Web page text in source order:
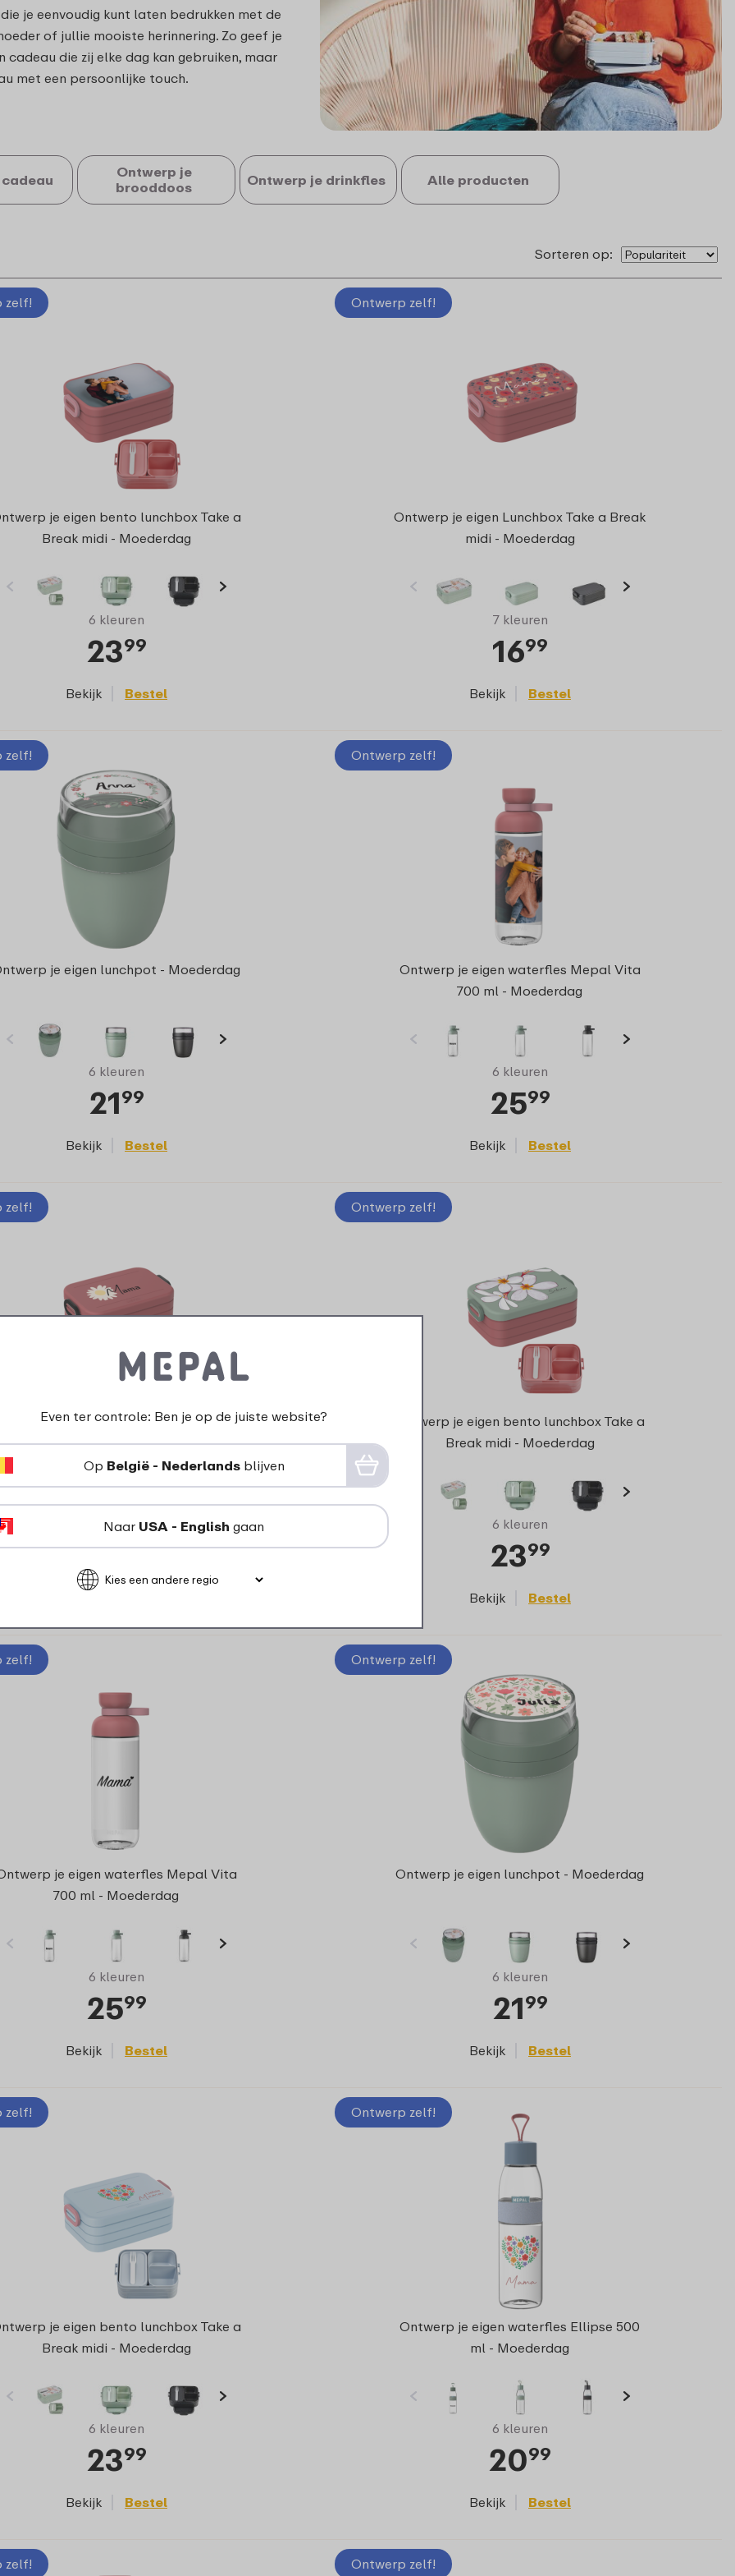
je eenvoudig kunt laten bedrukken met de
of jullie mooiste herinnering. Zo geef je
cadeau die zij elke dag kan gebruiken, maar
met een persoonlijke touch.
Ontwerp je
brooddoos
Ontwerp je drinkfles Alle producten
Sorteren op:
zelf!
je eigen bento lunchbox Take a
Break midi - Moederdag
6 kleuren
2399
Bekijk Bestel
Ontwerp zelf!
Ontwerp je eigen Lunchbox Take a Break
midi - Moederdag
7 kleuren
1699
Bekijk Bestel
zelf!
je eigen lunchpot - Moederdag
6 kleuren
2199
Bekijk Bestel
Ontwerp zelf!
Ontwerp je eigen waterfles Mepal Vita
700 ml - Moederdag
6 kleuren
2599
Bekijk Bestel
zelf!
Ontwerp je eigen bento lunchbox Take a
Break midi - Moederdag
6 kleuren
2399
Ontwerp zelf!
Ontwerp je eigen bento lunchbox Take a
Break midi - Moederdag
6 kleuren
2399
Bekijk Bestel
zelf!
je eigen waterfles Mepal Vita
700 ml - Moederdag
6 kleuren
2599
Bekijk Bestel
Ontwerp zelf!
Ontwerp je eigen lunchpot - Moederdag
6 kleuren
2199
Bekijk Bestel
zelf!
je eigen bento lunchbox Take a
Break midi - Moederdag
6 kleuren
2399
Bekijk Bestel
Ontwerp zelf!
Ontwerp je eigen waterfles Ellipse 500
ml - Moederdag
6 kleuren
2099
Bekijk Bestel
zelf! Ontwerp zelf!
Even ter controle: Ben je op de juiste website?
Op België - Nederlandsblijven
Naar USA - English gaan